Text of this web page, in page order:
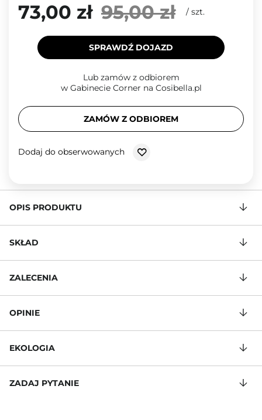
73,00 zł 95,00 zł / szt.
SPRAWDŹ DOJAZD
Lub zamów z odbiorem
w Gabinecie Corner na Cosibella.pl
ZAMÓW Z ODBIOREM
Dodaj do obserwowanych
OPIS PRODUKTU
SKŁAD
ZALECENIA
OPINIE
EKOLOGIA
ZADAJ PYTANIE